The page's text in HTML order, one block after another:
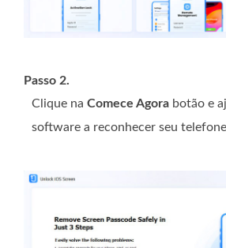
Passo 2.
Clique na Comece Agora botão e
software a reconhecer seu